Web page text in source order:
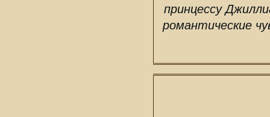
принцессу
романтические